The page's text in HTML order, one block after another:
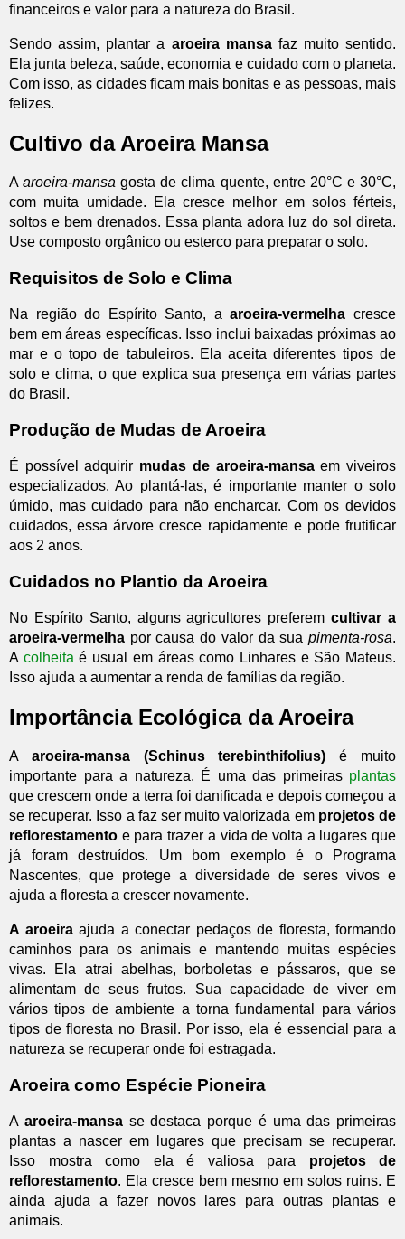
financeiros e valor para a natureza do Brasil.
Sendo assim, plantar a aroeira mansafaz muito sentido.
Ela junta beleza, saúde, economia e cuidado com o planeta.
Com isso, as cidades ficam mais bonitas e as pessoas, mais
felizes.
Cultivo da Aroeira Mansa
Aaroeira-mansa gosta de clima quente, entre 20°C e 30°C,
com muita umidade. Ela cresce melhor em solos férteis,
soltos e bem drenados. Essa planta adora luz do sol direta.
Use composto orgânico ou esterco para preparar o solo.
Requisitos de Solo e Clima
Na região do Espírito Santo, aaroeira-vermelha cresce
bem em áreas específicas. Isso inclui baixadas próximas ao
mar e o topo de tabuleiros. Ela aceita diferentes tipos de
solo e clima, o que explica sua presença em várias partes
do Brasil.
Produção de Mudas de Aroeira
É possível adquirir mudas de aroeira-mansaem viveiros
especializados. Ao plantá-las, é importante manter o solo
úmido, mas cuidado para não encharcar. Com os devidos
cuidados, essa árvore cresce rapidamente e pode frutificar
aos 2 anos.
Cuidados no Plantio da Aroeira
No Espírito Santo, alguns agricultores preferemcultivar a
aroeira-vermelha por causa do valor da sua pimenta-rosa.
A colheita é usual em áreas como Linhares e São Mateus.
Isso ajuda a aumentar a renda de famílias da região.
Importância Ecológica da Aroeira
A aroeira-mansa (Schinus terebinthifolius) é muito
importante para a natureza. É uma das primeiras plantas
que crescem onde a terra foi danificada e depois começou a
se recuperar. Isso a faz ser muito valorizada em projetos de
reflorestamento e para trazer a vida de volta a lugares que
já foram destruídos. Um bom exemplo é o Programa
Nascentes, que protege a diversidade de seres vivos e
ajuda a floresta a crescer novamente.
A aroeiraajuda a conectar pedaços de floresta, formando
caminhos para os animais e mantendo muitas espécies
vivas. Ela atrai abelhas, borboletas e pássaros, que se
alimentam de seus frutos. Sua capacidade de viver em
vários tipos de ambiente a torna fundamental para vários
tipos de floresta no Brasil. Por isso, ela é essencial para a
natureza se recuperar onde foi estragada.
Aroeira como Espécie Pioneira
A aroeira-mansase destaca porque é uma das primeiras
plantas a nascer em lugares que precisam se recuperar.
Isso mostra como ela é valiosa para projetos de
reflorestamento. Ela cresce bem mesmo em solos ruins. E
ainda ajuda a fazer novos lares para outras plantas e
animais.